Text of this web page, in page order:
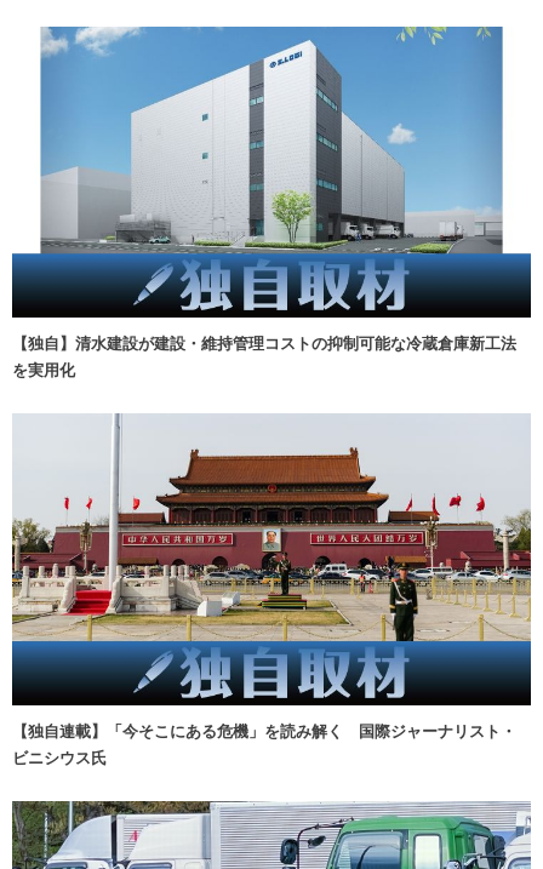
【独自】清水建設が建設・維持管理コストの抑制可能な冷蔵倉庫新工法
を実用化
【独自連載】「今そこにある危機」を読み解く 国際ジャーナリスト・
ビニシウス氏